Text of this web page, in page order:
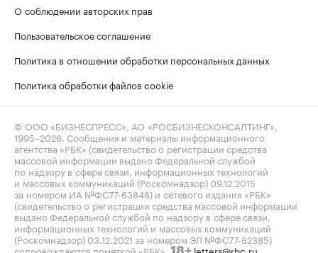
О соблюдении авторских прав
Пользовательское соглашение
Политика в отношении обработки персональных данных
Политика обработки файлов cookie
© ООО «БИЗНЕСПРЕСС», АО «РОСБИЗНЕСКОНСАЛТИНГ»,
1995–2026 . Сообщения и материалы информационного
агентства «РБК» (свидетельство о регистрации средства
массовой информации выдано Федеральной службой
по надзору в сфере связи, информационных технологий
и массовых коммуникаций (Роскомнадзор) 09.12.2015
за номером ИА №ФС77-63848) и сетевого издания «РБК»
(свидетельство о регистрации средства массовой информации
выдано Федеральной службой по надзору в сфере связи,
информационных технологий и массовых коммуникаций
(Роскомнадзор) 03.12.2021 за номером ЭЛ №ФС77-82385)
сопровождаются пометкой «РБК».
letters@rbc.ru